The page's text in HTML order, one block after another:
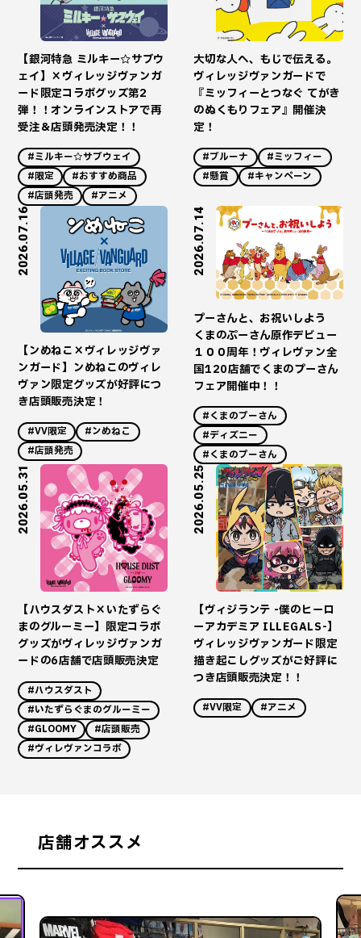
【銀河特急 ミルキー☆サブウ
ェイ】×ヴィレッジヴァンガ
ード限定コラボグッズ第2
弾！！オンラインストアで再
受注＆店頭発売決定！！
#ミルキー☆サブウェイ
#限定
#おすすめ商品
#店頭発売
#アニメ
大切な人へ、もじで伝える。
ヴィレッジヴァンガードで
『ミッフィーとつなぐ てがき
のぬくもりフェア』開催決
定！
#ブルーナ
#ミッフィー
#懸賞
#キャンペーン
2026.07.16
【ンめねこ×ヴィレッジヴァ
ンガード】ンめねこのヴィレ
ヴァン限定グッズが好評につ
き店頭販売決定！
#VV限定
#ンめねこ
#店頭発売
2026.07.14
プーさんと、お祝いしよう
くまのぷーさん原作デビュー
１００周年！ヴィレヴァン全
国120店舗でくまのプーさん
フェア開催中！！
#くまのプーさん
#ディズニー
#くまのプーさん
2026.05.31
【ハウスダスト×いたずらぐ
まのグルーミー】限定コラボ
グッズがヴィレッジヴァンガ
ードの6店舗で店頭販売決定
#ハウスダスト
#いたずらぐまのグルーミー
#GLOOMY
#店頭販売
#ヴィレヴァンコラボ
2026.05.25
【ヴィジランテ -僕のヒーロ
ーアカデミア ILLEGALS-】
ヴィレッジヴァンガード限定
描き起こしグッズがご好評に
つき店頭販売決定！！
#VV限定 #アニメ
店舗オススメ